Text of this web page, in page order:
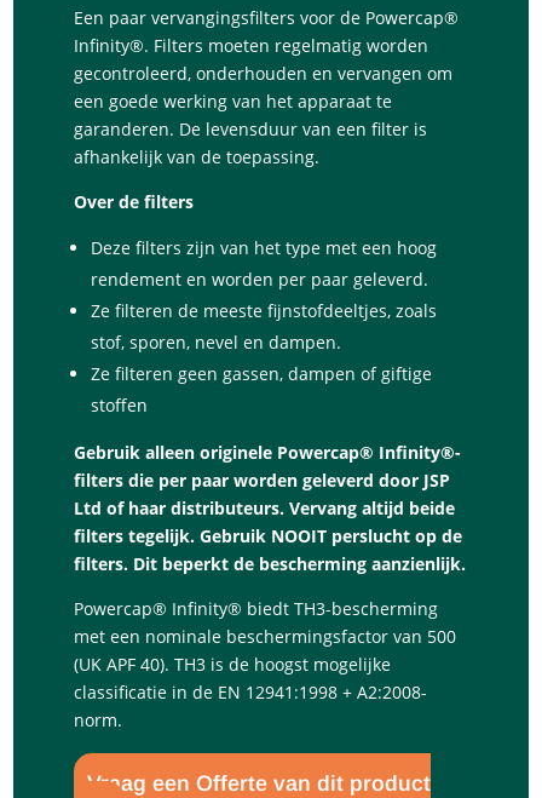
Een paar vervangingsfilters voor de Powercap®
Infinity®. Filters moeten regelmatig worden
gecontroleerd, onderhouden en vervangen om
een ​​goede werking van het apparaat te
garanderen. De levensduur van een filter is
afhankelijk van de toepassing.
Over de filters
Deze filters zijn van het type met een hoog
rendement en worden per paar geleverd.
Ze filteren de meeste fijnstofdeeltjes, zoals
stof, sporen, nevel en dampen.
Ze filteren geen gassen, dampen of giftige
stoffen
Gebruik alleen originele Powercap® Infinity®-
filters die per paar worden geleverd door JSP
Ltd of haar distributeurs. Vervang altijd beide
filters tegelijk. Gebruik NOOIT perslucht op de
filters. Dit beperkt de bescherming aanzienlijk.
Powercap® Infinity® biedt TH3-bescherming
met een nominale beschermingsfactor van 500
(UK APF 40). TH3 is de hoogst mogelijke
classificatie in de EN 12941:1998 + A2:2008-
norm.
Vraag een Offerte van dit product